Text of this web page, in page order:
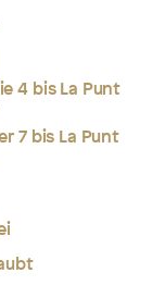
4 bis La Punt
7 bis La Punt